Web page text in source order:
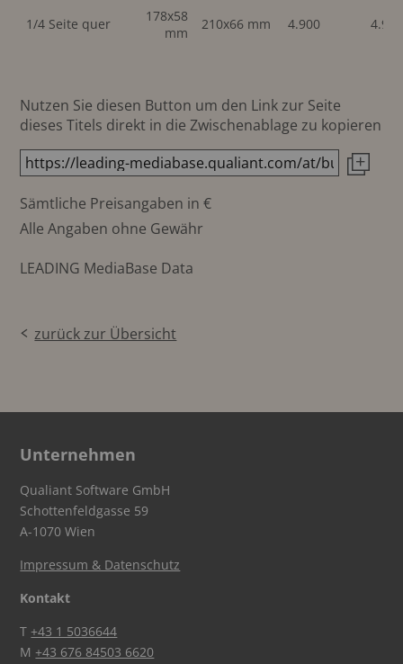
1/4 Seite quer
178x58
mm
210x66 mm 4.900 4.900
Nutzen Sie diesen Button um den Link zur Seite
dieses Titels direkt in die Zwischenablage zu kopieren
Sämtliche Preisangaben in €
Alle Angaben ohne Gewähr
LEADING MediaBase Data
zurück zur Übersicht
Unternehmen
Qualiant Software GmbH
Schottenfeldgasse 59
A-1070 Wien
Impressum & Datenschutz
Kontakt
T+43 1 5036644
M+43 676 84503 6620